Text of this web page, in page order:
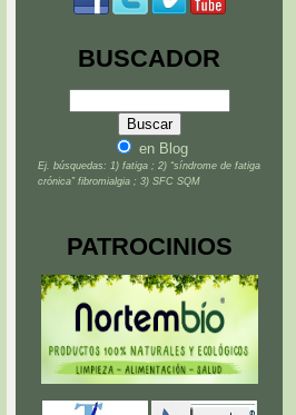
BUSCADOR
en Blog
Ej. búsquedas: 1) fatiga ; 2) “síndrome de fatiga
crónica” fibromialgia ; 3) SFC SQM
PATROCINIOS